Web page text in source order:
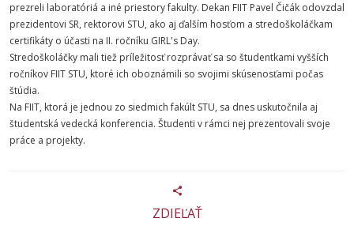
prezreli laboratóriá a iné priestory fakulty. Dekan FIIT Pavel Čičák odovzdal
prezidentovi SR, rektorovi STU, ako aj ďalším hosťom a stredoškoláčkam
certifikáty o účasti na II. ročníku GIRL's Day.
Stredoškoláčky mali tiež príležitosť rozprávať sa so študentkami vyšších
ročníkov FIIT STU, ktoré ich oboznámili so svojimi skúsenosťami počas
štúdia.
Na FIIT, ktorá je jednou zo siedmich fakúlt STU, sa dnes uskutočnila aj
študentská vedecká konferencia. Študenti v rámci nej prezentovali svoje
práce a projekty.
ZDIEĽAŤ